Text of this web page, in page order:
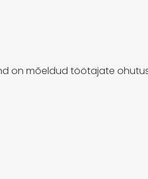
on mõeldud töötajate